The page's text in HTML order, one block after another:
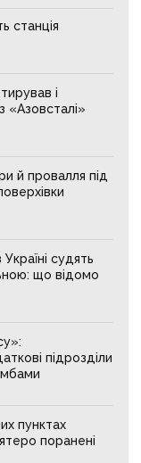
станція
і
«Азовсталі»
й провалля під
судять
що відомо
підрозділи
пунктах
поранені